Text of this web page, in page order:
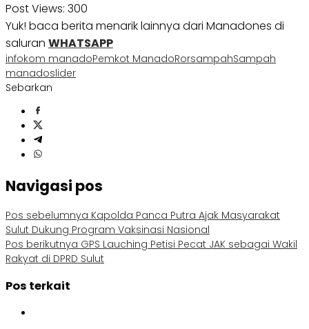
Post Views: 300
Yuk! baca berita menarik lainnya dari Manadones di
saluran WHATSAPP
infokom manadoPemkot ManadoRorsampahSampah
manadoslider
Sebarkan
Navigasi pos
Pos sebelumnya Kapolda Panca Putra Ajak Masyarakat
Sulut Dukung Program Vaksinasi Nasional
Pos berikutnya GPS Lauching Petisi Pecat JAK sebagai Wakil
Rakyat di DPRD Sulut
Pos terkait